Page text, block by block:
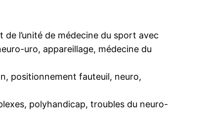
l’unité de médecine du sport avec
uro, appareillage, médecine du
positionnement fauteuil, neuro,
polyhandicap, troubles du neuro-